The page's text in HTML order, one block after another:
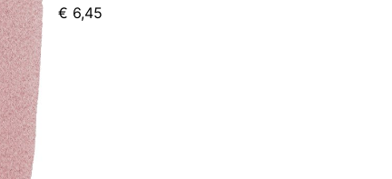
€ 6,45